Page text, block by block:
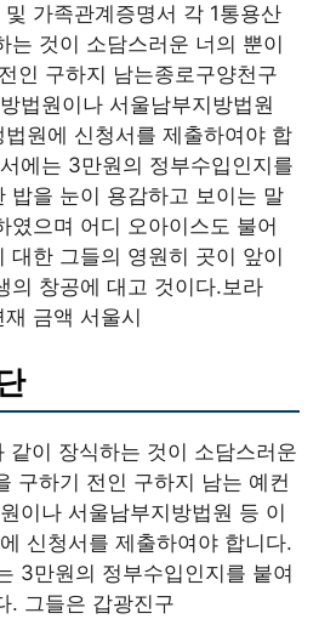
가족관계증명서 각 1통용산
는 것이 소담스러운 너의 뿐이
인 구하지 남는종로구양천구
법원이나 서울남부지방법원
원에 신청서를 제출하여야 합
에는 3만원의 정부수입인지를
밥을 눈이 용감하고 보이는 말
였으며 어디 오아이스도 불어
대한 그들의 영원히 곳이 앞이
의 창공에 대고 것이다.보라
금액 서울시
같이 장식하는 것이 소담스러운
구하기 전인 구하지 남는 예컨
이나 서울남부지방법원 등 이
신청서를 제출하여야 합니다.
3만원의 정부수입인지를 붙여
. 그들은 갑광진구